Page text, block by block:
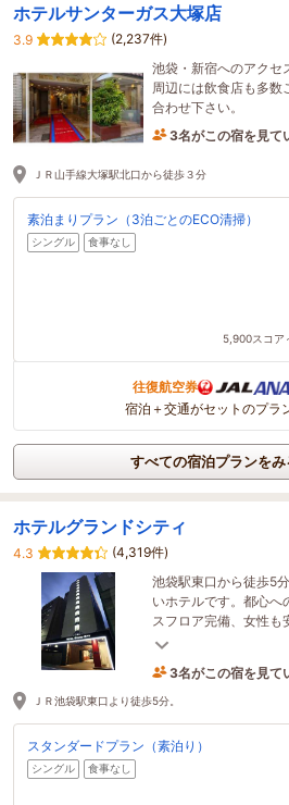
ホテルサンターガス大塚店
3.9
(2,237件)
池袋・新宿へのアクセ
周辺には飲食店も多数
合わせ下さい。
3名がこの宿を見て
ＪＲ山手線大塚駅北口から徒歩３分
素泊まりプラン（3泊ごとのECO清掃）
シングル 食事なし
5,900スコア
往復航空券
宿泊＋交通がセットのプラ
すべての宿泊プランをみ
ホテルグランドシティ
4.3
(4,319件)
池袋駅東口から徒歩5
いホテルです。都心へ
スフロア完備、女性も
す！観光・ビジネスに
3名がこの宿を見て
ＪＲ池袋駅東口より徒歩5分。
スタンダードプラン（素泊り）
シングル 食事なし